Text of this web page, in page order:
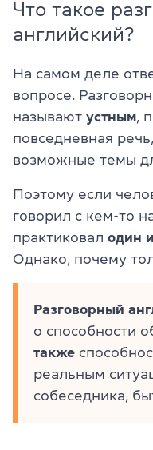
Что такое
английский?
На самом деле
вопросе.
называют устным ,
повседневная
возможные темы
Поэтому если
говорил с кем-то
практиковал один
Однако, почему
Разговорный
о способности
также
реальным
собеседника,